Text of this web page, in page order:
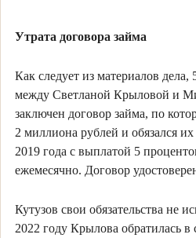
Утрата договора займа
Как следует из материалов дела,
между Светланой Крыловой и
заключен договор займа, по
2 миллиона рублей и обязался
2019 года с выплатой 5
ежемесячно. Договор
Кутузов свои обязательства не
2022 году Крылова обратилась в